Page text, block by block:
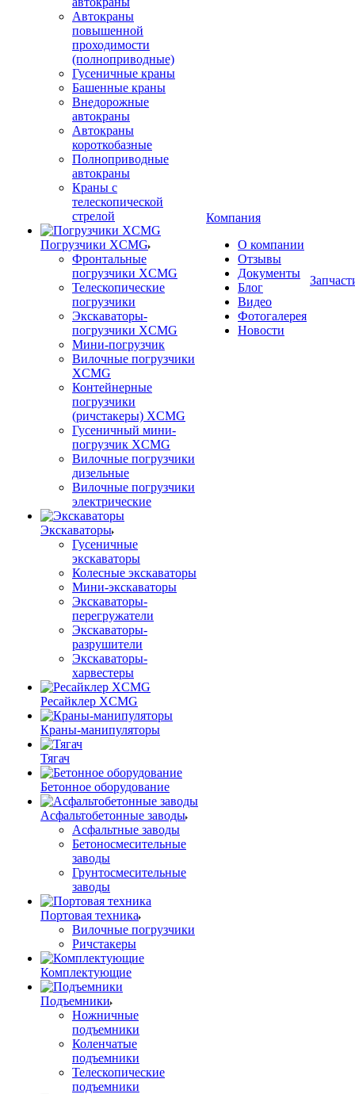
Автокраны
повышенной
проходимости
(полноприводные)
Гусеничные краны
Башенные краны
Внедорожные
автокраны
Автокраны
короткобазные
Полноприводные
автокраны
Краны с
телескопической
стрелой
Погрузчики XCMG
Фронтальные
погрузчики XCMG
Телескопические
погрузчики
Экскаваторы-
погрузчики XCMG
Мини-погрузчик
Вилочные погрузчики
XCMG
Контейнерные
погрузчики
(ричстакеры) XCMG
Гусеничный мини-
погрузчик XCMG
Вилочные погрузчики
дизельные
Вилочные погрузчики
электрические
Экскаваторы
Гусеничные
экскаваторы
Колесные экскаваторы
Мини-экскаваторы
Экскаваторы-
перегружатели
Экскаваторы-
разрушители
Экскаваторы-
харвестеры
Ресайклер XCMG
Краны-манипуляторы
Тягач
Бетонное оборудование
Асфальтобетонные заводы
Асфальтные заводы
Бетоносмесительные
заводы
Грунтосмесительные
заводы
Портовая техника
Вилочные погрузчики
Ричстакеры
Комплектующие
Подъемники
Ножничные
подъемники
Коленчатые
подъемники
Телескопические
подъемники
Компания
О компании
Отзывы
Документы
Блог
Видео
Фотогалерея
Новости